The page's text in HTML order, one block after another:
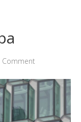
Comment